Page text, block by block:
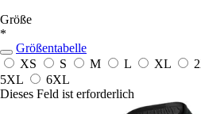
Größe
*
Größentabelle
XS
S M L XL
5XL
6XL
Dieses Feld ist erforderlich